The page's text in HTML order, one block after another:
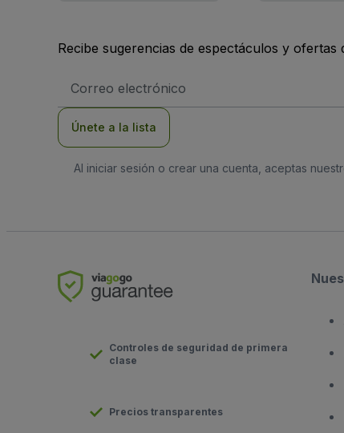
Recibe sugerencias de espectáculos y
de
Únete a la lista
Al iniciar sesión o crear una cuenta, aceptas
Controles de seguridad de primera
clase
Precios transparentes